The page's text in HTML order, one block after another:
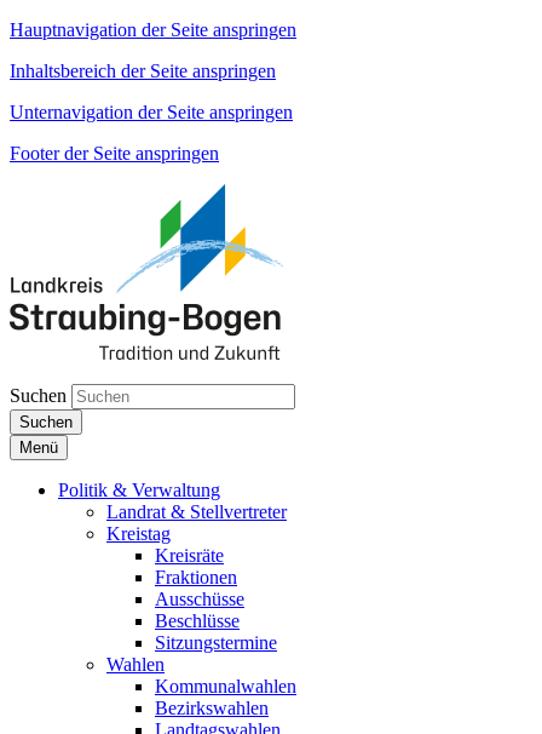
Hauptnavigation der Seite anspringen
Inhaltsbereich der Seite anspringen
Unternavigation der Seite anspringen
Footer der Seite anspringen
Suchen
Suchen
Menü
Politik & Verwaltung
Landrat & Stellvertreter
Kreistag
Kreisräte
Fraktionen
Ausschüsse
Beschlüsse
Sitzungstermine
Wahlen
Kommunalwahlen
Bezirkswahlen
Landtagswahlen